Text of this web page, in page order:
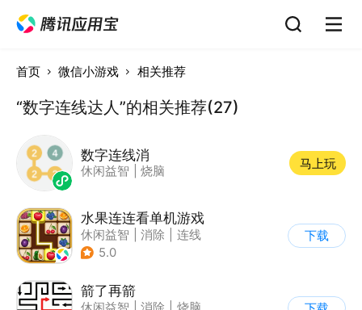
首页 微信小游戏 相关推荐
“数字连线达人”的相关推荐(27)
数字连线消
休闲益智 烧脑
马上玩
水果连连看单机游戏
休闲益智 消除
连线
5.0
下载
箭了再箭